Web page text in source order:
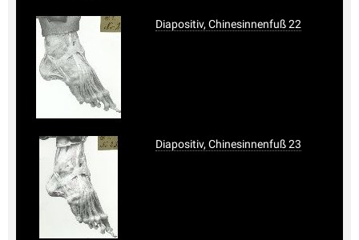
Diapositiv, Chinesinnenfuß 22
Diapositiv, Chinesinnenfuß 23